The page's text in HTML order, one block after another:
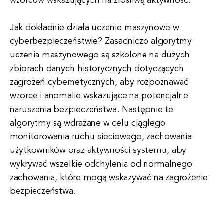
Jak dokładnie działa uczenie maszynowe w
cyberbezpieczeństwie? Zasadniczo algorytmy
uczenia maszynowego są szkolone na dużych
zbiorach danych historycznych dotyczących
zagrożeń cybernetycznych, aby rozpoznawać
wzorce i anomalie wskazujące na potencjalne
naruszenia bezpieczeństwa. Następnie te
algorytmy są wdrażane w celu ciągłego
monitorowania ruchu sieciowego, zachowania
użytkowników oraz aktywności systemu, aby
wykrywać wszelkie odchylenia od normalnego
zachowania, które mogą wskazywać na zagrożenie
bezpieczeństwa.